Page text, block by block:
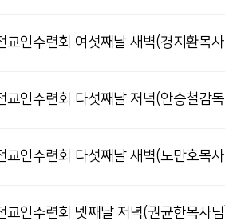
인수련회 여섯째날 새벽(경지환목
인수련회 다섯째날 저녁(안승철감
인수련회 다섯째날 새벽(노만호목
인수련회 넷째날 저녁(권균한목사